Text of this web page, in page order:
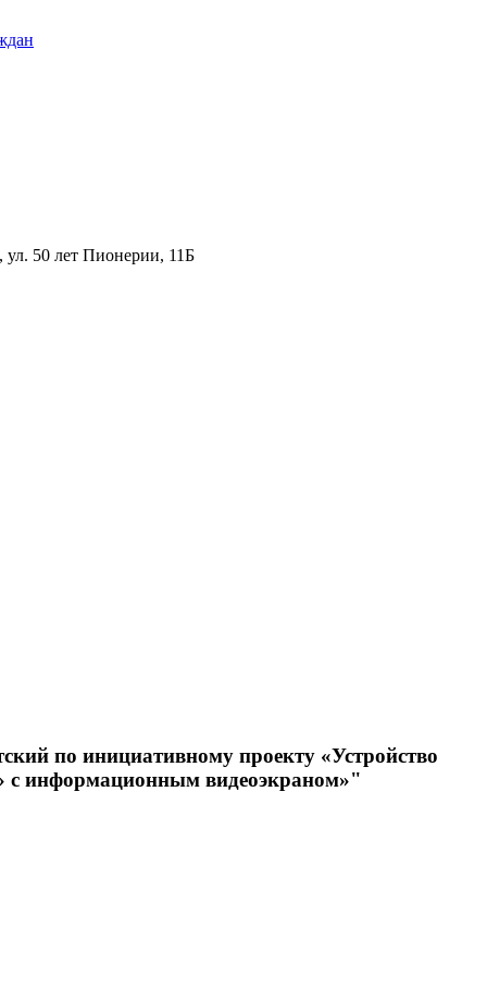
50 лет Пионерии, 11Б
по инициативному проекту «Устройство
с информационным видеоэкраном»"